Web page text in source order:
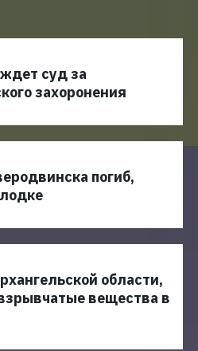
суд за
захоронения
погиб,
области,
вещества в